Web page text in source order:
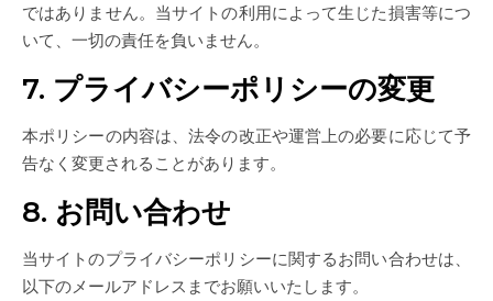
ではありません。当サイトの利用によって生じた損害等につ
いて、一切の責任を負いません。
7. プライバシーポリシーの変更
本ポリシーの内容は、法令の改正や運営上の必要に応じて予
告なく変更されることがあります。
8. お問い合わせ
当サイトのプライバシーポリシーに関するお問い合わせは、
以下のメールアドレスまでお願いいたします。